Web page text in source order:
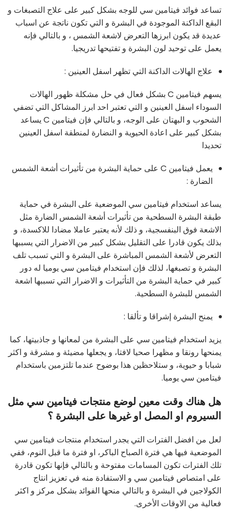
تساعد فوائد فيتامين سي للوجه بشكل كبير على علاج التصبغات و
البقع الداكنة الموجودة في البشرة و التي تكون ناتجة عن اسباب
عديدة قد يكون ابرزها التعرض لاشعة الشمس ، و بالتالي فإنه
يعمل على توحيد لون البشرة و تفتيحها تدريجيا.
علاج الهالات الداكنة التي تظهر اسفل العينين :
يسهم فيتامين C بشكل فعال في حل مشكلة ظهور الهالات
السوداء اسفل العينين و التي تعتبر احد ابرز المشاكل التي تضفي
الشحوب و البهتان على الوجه، و بالتالي فإن فيتامين C يساعد
بشكل كبير على اعادة الحيوية و النضارة لمنطقة اسفل العينين
تحديدا
يعمل فيتامين C على حماية البشرة من تأثيرات أشعة الشمس
الضارة :
يساعد استخدام فيتامين سي الموضعية على البشرة في حماية
طبقة البشرة السطحية من تأثيرات أشعة الشمس الضارة مثل
الاشعة فوق البنفسجية، و ذلك لأنه يعتبر عاملا مضادا للاكسدة، و
بذلك يكون قادرا على التقليل بشكل كبير من الاضرار التي يسببها
التعرض لأشعة الشمس المباشرة على البشرة و التي تسبب تلف
البشرة و تصبغها، لذلك فإن استخدام فيتامين سي يوميا له دور
كبير في حماية البشرة من التأثيرات و الاضرار التي تسببها اشعة
الشمس للبشرة السطحية.
يمنح البشرة إشراقا و تألقا :
يزيد استخدام فيتامين سي على البشرة من لمعانها و جاذبيتها، كما
يمنحها رونقا و مظهرا صحيا لافتا، و يجعلها مضيئة و مشرقة و اكثر
شبابا و حيوية، و ستلاحظين هذا بوضوح عندما تلتزمين باستخدام
فيتامين سي يوميا.
هل هناك وقت معين لوضع منتجات فيتامين سي مثل
السيروم او المصل او غيرها على البشرة ؟
لعل من افضل الفترات التي يجدر استخدام منتجات فيتامين سي
الموضعية فيها هي فترة الصباح الباكر، او فترة ما قبل النوم، ففي
تلك الفترات تكون المسامات مفتوحة و بالتالي فإنها تكون قادرة
على امتصاص فيتامين سي و الاستفادة منه في تعزيز انتاج
الكولاجين في البشرة و بالتالي منحها الفوائد بشكل مركز و اكثر
فعالية من الاوقات الأخرى.